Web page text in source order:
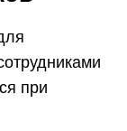
при